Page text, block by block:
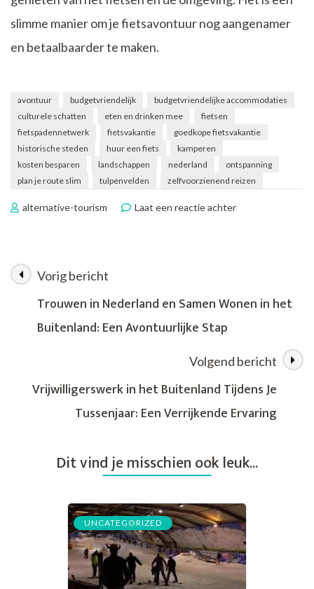
slimme manier om je fietsavontuur nog aangenamer
en betaalbaarder te maken.
avontuur budgetvriendelijk
budgetvriendelijke accommodaties
culturele schatten
eten en drinken mee
fietsen
fietspadennetwerk
fietsvakantie
goedkope fietsvakantie
historische steden
huur een fiets
kamperen
kosten besparen
landschappen nederland
ontspanning
plan je route slim
tulpenvelden zelfvoorzienend reizen
alternative-tourism Laat een reactie achterop
Wielen
Budget
Berichtnavigatie
Vorig bericht
Trouwen in Nederland en Samen Wonen in het
Buitenland: Een Avontuurlijke Stap
Volgend bericht
Vrijwilligerswerk in het Buitenland Tijdens Je
Tussenjaar: Een Verrijkende Ervaring
Dit vind je misschien ook leuk...
UNCATEGORIZED